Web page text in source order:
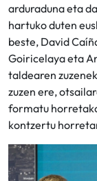
arduraduna eta
hartuko duten
beste, David
Goiricelaya eta
taldearen
zuzen ere,
formatu
kontzertu